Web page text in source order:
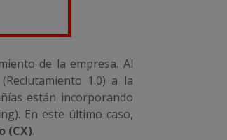
de la empresa. Al
1.0) a la
están incorporando
En este último caso,
(CX).